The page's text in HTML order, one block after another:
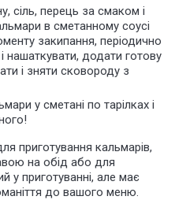
сіль, перець за смаком і
в сметанному соусі
закипання, періодично
нашаткувати, додати готову
і зняти сковороду з
у сметані по тарілках і
приготування кальмарів,
на обід або для
у приготуванні, але має
до вашого меню.